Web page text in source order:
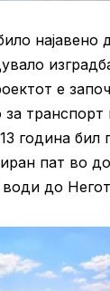
најавено
е
година
пат во
води до